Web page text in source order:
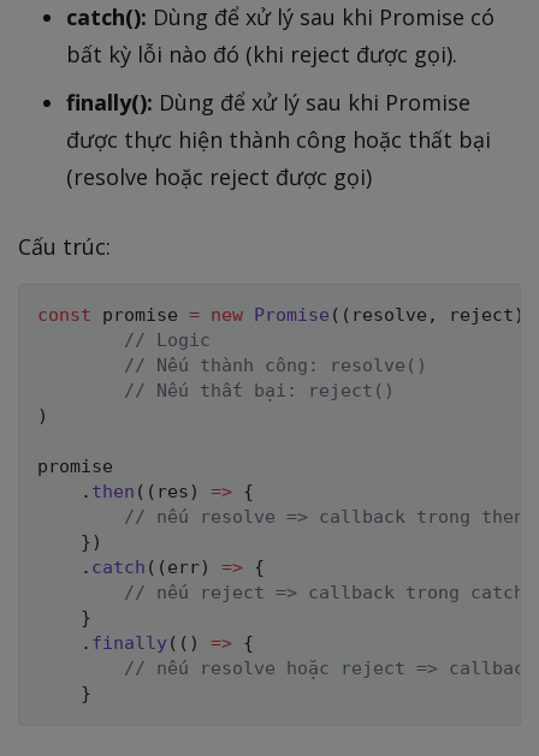
catch(): Dùng để xử lý sau khi Promise có
bất kỳ lỗi nào đó (khi reject được gọi).
finally(): Dùng để xử lý sau khi Promise
được thực hiện thành công hoặc thất bại
(resolve hoặc reject được gọi)
Cấu trúc:
const promise = new Promise ( ( resolve , reject )
// Logic
// Nếu thành công: resolve()
// Nếu thất bại: reject()
)
promise
. then ( ( res ) => {
// nếu resolve => callback trong then
} )
. catch ( ( err) => {
// nếu reject => callback trong catch
}
. finally ( ( ) => {
// nếu resolve hoặc reject =>
}